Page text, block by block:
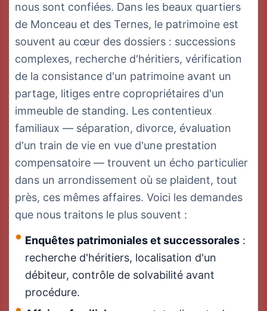
nous sont confiées. Dans les beaux quartiers
de Monceau et des Ternes, le patrimoine est
souvent au cœur des dossiers : successions
complexes, recherche d'héritiers, vérification
de la consistance d'un patrimoine avant un
partage, litiges entre copropriétaires d'un
immeuble de standing. Les contentieux
familiaux — séparation, divorce, évaluation
d'un train de vie en vue d'une prestation
compensatoire — trouvent un écho particulier
dans un arrondissement où se plaident, tout
près, ces mêmes affaires. Voici les demandes
que nous traitons le plus souvent :
Enquêtes patrimoniales et successorales :
recherche d'héritiers, localisation d'un
débiteur, contrôle de solvabilité avant
procédure.